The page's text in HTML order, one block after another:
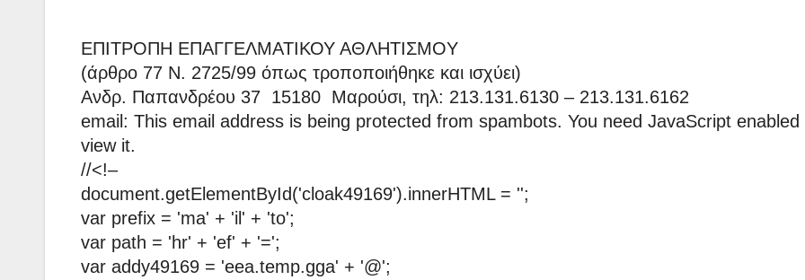
ΕΠΙΤΡΟΠΗ ΕΠΑΓΓΕΛΜΑΤΙΚΟΥ ΑΘΛΗΤΙΣΜΟY
(άρθρο 77 Ν. 2725/99 όπως τροποποιήθηκε και ισχύει)
Ανδρ. Παπανδρέου 37 15180 Μαρούσι, τηλ: 213.131.6130 – 213.131.6162
email: This email address is being protected from spambots. You need JavaScript enabled
view it.
//<!–
document.getElementById('cloak49169').innerHTML = '';
var prefix = 'ma' + 'il' + 'to';
var path = 'hr' + 'ef' + '=';
var addy49169 = 'eea.temp.gga' + '@';